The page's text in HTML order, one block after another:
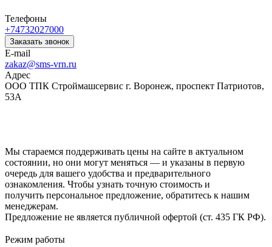
Телефоны
+74732027000
Заказать звонок
E-mail
zakaz@sms-vrn.ru
Адрес
ООО ТПК Строймашсервис г. Воронеж, проспект Патриотов,
53А
Мы стараемся поддерживать цены на сайте в актуальном
состоянии, но они могут меняться — и указаны в первую
очередь для вашего удобства и предварительного
ознакомления. Чтобы узнать точную стоимость и
получить персональное предложение, обратитесь к нашим
менеджерам.
Предложение не является публичной офертой (ст. 435 ГК РФ).
Режим работы